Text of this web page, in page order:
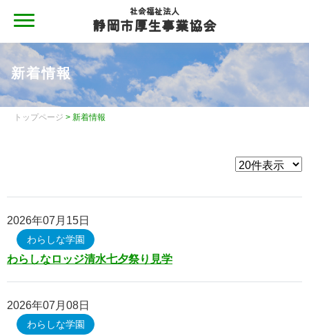
社会福祉法人
静岡市厚生事業協会
静岡市厚生事業協会
静岡市厚生事業協会について
静岡市厚生事業協会について
情報公開
情報公開（令和４年度現況報告書・令和３年度計算書類
情報公開（令和３年度現況報告書・令和２年度計算書類
等）
新着情報
トップページ > 新着情報
2026年07月15日
わらしな学園
わらしなロッジ清水七夕祭り見学
2026年07月08日
わらしな学園